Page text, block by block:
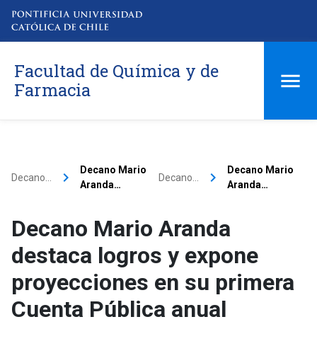
Facultad de Química y de
Farmacia
Decano… keyboard_arrow_right
Decano Mario
Aranda…
Decano… keyboard_arrow_right
Decano Mario
Aranda…
Decano Mario Aranda
destaca logros y expone
proyecciones en su primera
Cuenta Pública anual